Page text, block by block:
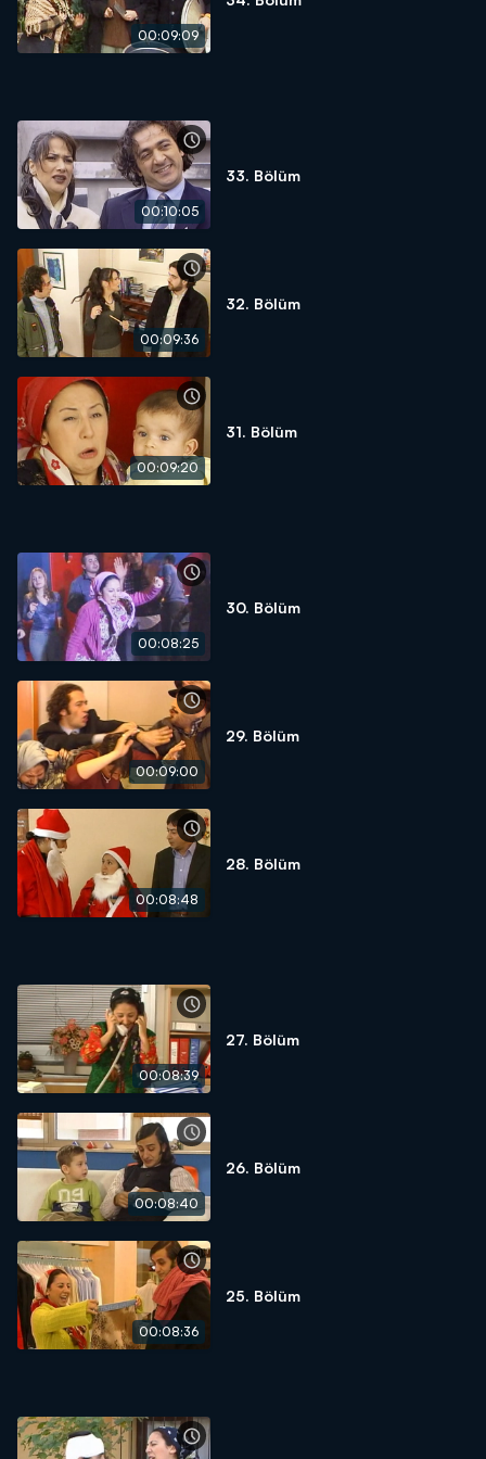
00:09:09
00:10:05
33. Bölüm
00:09:36
32. Bölüm
00:09:20
31. Bölüm
00:08:25
30. Bölüm
00:09:00
29. Bölüm
00:08:48
28. Bölüm
00:08:39
27. Bölüm
00:08:40
26. Bölüm
00:08:36
25. Bölüm